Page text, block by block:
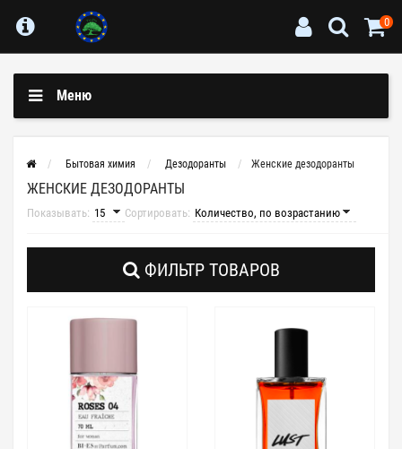
0
Меню
Бытовая химия Дезодоранты Женские дезодоранты
ЖЕНСКИЕ ДЕЗОДОРАНТЫ
Показывать: Сортировать:
ФИЛЬТР ТОВАРОВ